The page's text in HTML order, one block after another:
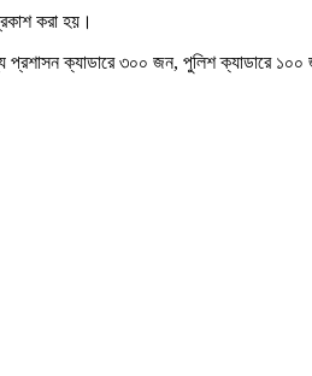
করা হয়।
প্রশাসন ক্যাডারে ৩০০ জন, পুলিশ ক্যাডারে